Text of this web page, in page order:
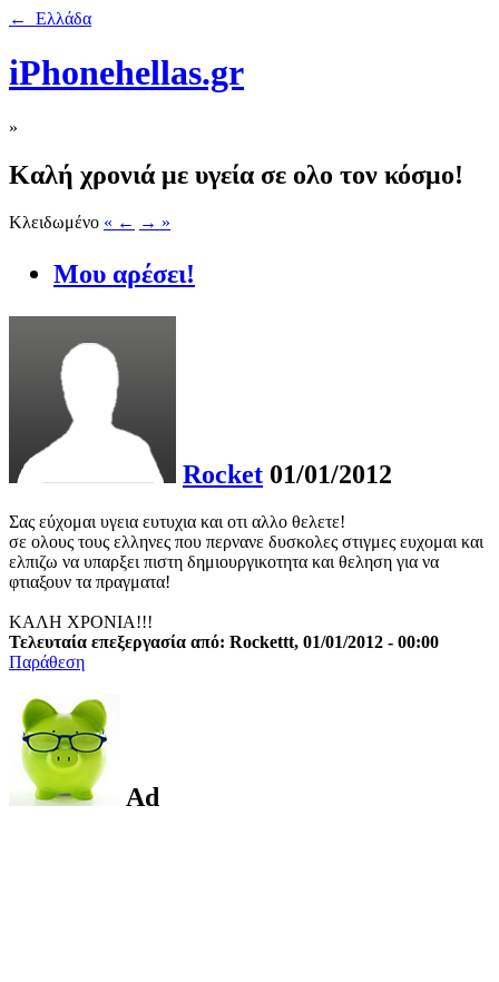
← Ελλάδα
iPhonehellas.gr
»
Καλή χρονιά με υγεία σε ολο τον κόσμο!
Κλειδωμένο « ← → »
Μου αρέσει!
Rocket 01/01/2012
Σας εύχομαι υγεια ευτυχια και οτι αλλο θελετε!
σε ολους τους ελληνες που περνανε δυσκολες στιγμες ευχομαι και
ελπιζω να υπαρξει πιστη δημιουργικοτητα και θεληση για να
φτιαξουν τα πραγματα!
ΚΑΛΗ ΧΡΟΝΙΑ!!!
Τελευταία επεξεργασία από: Rockettt, 01/01/2012 - 00:00
Παράθεση
Ad